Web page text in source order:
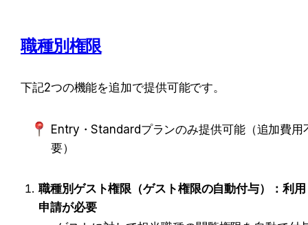
職種別権限
下記2つの機能を追加で提供可能です。
Entry・Standardプランのみ提供可能（追加費用
要）
職種別ゲスト権限（ゲスト権限の自動付与）：利用
申請が必要